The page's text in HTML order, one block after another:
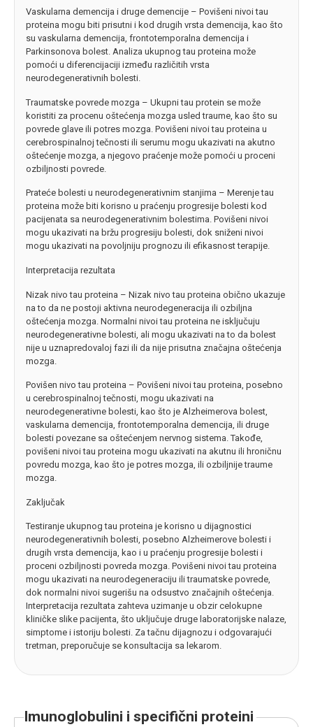
Vaskularna demencija i druge demencije – Povišeni nivoi tau
proteina mogu biti prisutni i kod drugih vrsta demencija, kao što
su vaskularna demencija, frontotemporalna demencija i
Parkinsonova bolest. Analiza ukupnog tau proteina može
pomoći u diferencijaciji između različitih vrsta
neurodegenerativnih bolesti.
Traumatske povrede mozga – Ukupni tau protein se može
koristiti za procenu oštećenja mozga usled traume, kao što su
povrede glave ili potres mozga. Povišeni nivoi tau proteina u
cerebrospinalnoj tečnosti ili serumu mogu ukazivati na akutno
oštećenje mozga, a njegovo praćenje može pomoći u proceni
ozbiljnosti povrede.
Prateće bolesti u neurodegenerativnim stanjima – Merenje tau
proteina može biti korisno u praćenju progresije bolesti kod
pacijenata sa neurodegenerativnim bolestima. Povišeni nivoi
mogu ukazivati na bržu progresiju bolesti, dok sniženi nivoi
mogu ukazivati na povoljniju prognozu ili efikasnost terapije.
Interpretacija rezultata
Nizak nivo tau proteina – Nizak nivo tau proteina obično ukazuje
na to da ne postoji aktivna neurodegeneracija ili ozbiljna
oštećenja mozga. Normalni nivoi tau proteina ne isključuju
neurodegenerativne bolesti, ali mogu ukazivati na to da bolest
nije u uznapredovaloj fazi ili da nije prisutna značajna oštećenja
mozga.
Povišen nivo tau proteina – Povišeni nivoi tau proteina, posebno
u cerebrospinalnoj tečnosti, mogu ukazivati na
neurodegenerativne bolesti, kao što je Alzheimerova bolest,
vaskularna demencija, frontotemporalna demencija, ili druge
bolesti povezane sa oštećenjem nervnog sistema. Takođe,
povišeni nivoi tau proteina mogu ukazivati na akutnu ili hroničnu
povredu mozga, kao što je potres mozga, ili ozbiljnije traume
mozga.
Zaključak
Testiranje ukupnog tau proteina je korisno u dijagnostici
neurodegenerativnih bolesti, posebno Alzheimerove bolesti i
drugih vrsta demencija, kao i u praćenju progresije bolesti i
proceni ozbiljnosti povreda mozga. Povišeni nivoi tau proteina
mogu ukazivati na neurodegeneraciju ili traumatske povrede,
dok normalni nivoi sugerišu na odsustvo značajnih oštećenja.
Interpretacija rezultata zahteva uzimanje u obzir celokupne
kliničke slike pacijenta, što uključuje druge laboratorijske nalaze,
simptome i istoriju bolesti. Za tačnu dijagnozu i odgovarajući
tretman, preporučuje se konsultacija sa lekarom.
imunoglobulini i specifični proteini